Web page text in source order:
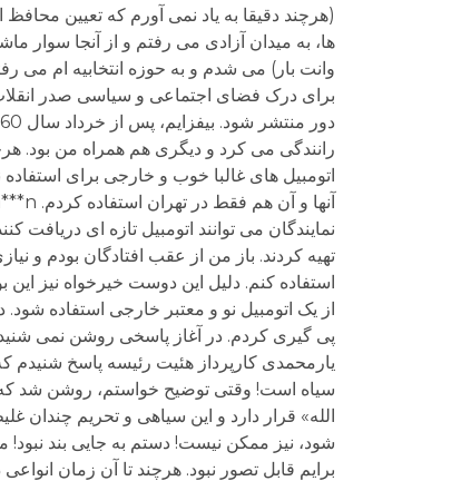
(هرچند دقیقا به یاد نمی آورم که تعیین
ها، به میدان آزادی می رفتم و از آنجا
وانت بار) می شدم و به حوزه انتخابیه ام
برای درک فضای اجتماعی و سیاسی صدر انقلاب
اتومبیل های غالبا خوب و خارجی برای
نمایندگان می توانند اتومبیل تازه ای دریافت
تهیه کردند. باز من از عقب افتادگان بودم و
استفاده کنم. دلیل این دوست خیرخواه نیز
پی گیری کردم. در آغاز پاسخی روشن نمی
یارمحمدی کارپرداز هئیت رئیسه پاسخ
سیاه است! وقتی توضیح خواستم، روشن شد
الله» قرار دارد و این سیاهی و تحریم چندان
شود، نیز ممکن نیست! دستم به جایی بند نبود!
برایم قابل تصور نبود. هرچند تا آن زمان